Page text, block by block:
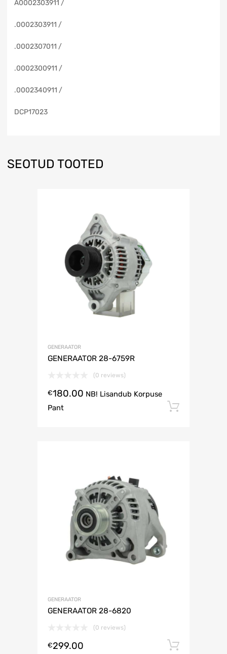
A0002303911 /
.0002303911 /
.0002307011 /
.0002300911 /
.0002340911 /
DCP17023
SEOTUD TOOTED
GENERAATOR
GENERAATOR 28-6759R
(0 reviews)
€180.00 NB! Lisandub Korpuse
Pant
GENERAATOR
GENERAATOR 28-6820
(0 reviews)
€299.00